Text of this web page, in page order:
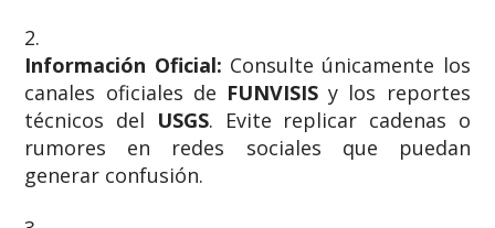
Información Oficial: Consulte únicamente los
canales oficiales de FUNVISIS y los reportes
técnicos del USGS. Evite replicar cadenas o
rumores en redes sociales que puedan
generar confusión.